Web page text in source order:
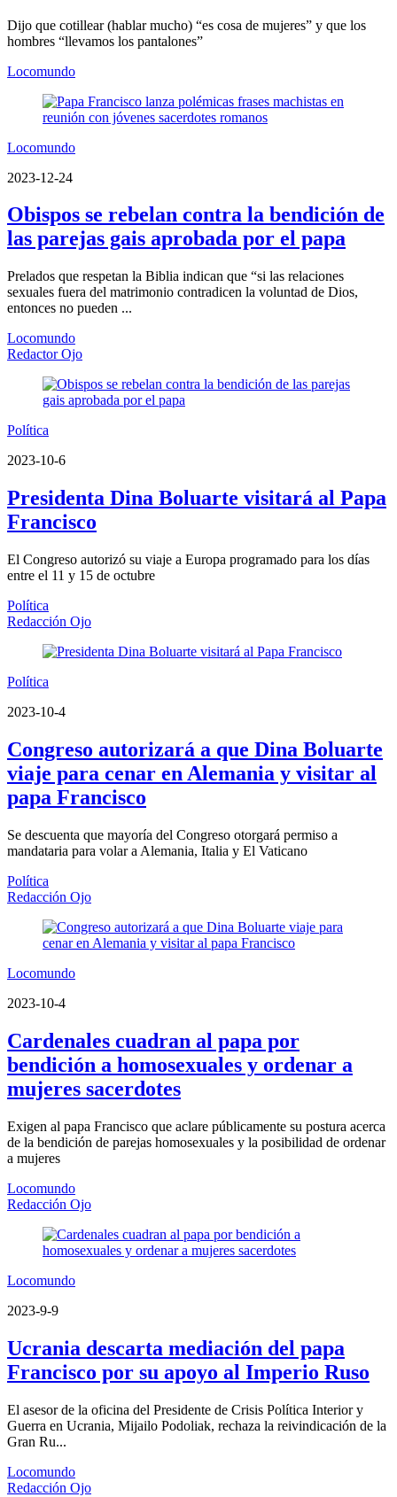
Dijo que cotillear (hablar mucho) “es cosa de mujeres” y que los
hombres “llevamos los pantalones”
Locomundo
Locomundo
2023-12-24
Obispos se rebelan contra la bendición de
las parejas gais aprobada por el papa
Prelados que respetan la Biblia indican que “si las relaciones
sexuales fuera del matrimonio contradicen la voluntad de Dios,
entonces no pueden ...
Locomundo
Redactor Ojo
Política
2023-10-6
Presidenta Dina Boluarte visitará al Papa
Francisco
El Congreso autorizó su viaje a Europa programado para los días
entre el 11 y 15 de octubre
Política
Redacción Ojo
Política
2023-10-4
Congreso autorizará a que Dina Boluarte
viaje para cenar en Alemania y visitar al
papa Francisco
Se descuenta que mayoría del Congreso otorgará permiso a
mandataria para volar a Alemania, Italia y El Vaticano
Política
Redacción Ojo
Locomundo
2023-10-4
Cardenales cuadran al papa por
bendición a homosexuales y ordenar a
mujeres sacerdotes
Exigen al papa Francisco que aclare públicamente su postura acerca
de la bendición de parejas homosexuales y la posibilidad de ordenar
a mujeres
Locomundo
Redacción Ojo
Locomundo
2023-9-9
Ucrania descarta mediación del papa
Francisco por su apoyo al Imperio Ruso
El asesor de la oficina del Presidente de Crisis Política Interior y
Guerra en Ucrania, Mijailo Podoliak, rechaza la reivindicación de la
Gran Ru...
Locomundo
Redacción Ojo